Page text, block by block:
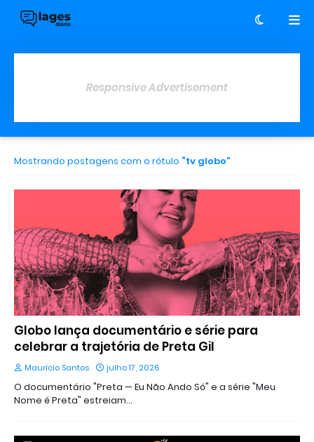
Responsive Advertisement
Mostrando postagens com o rótulo tv globo
Globo lança documentário e série para
celebrar a trajetória de Preta Gil
Maurício Santos julho 17, 2026
O documentário "Preta — Eu Não Ando Só" e a série "Meu
Nome é Preta" estreiam…